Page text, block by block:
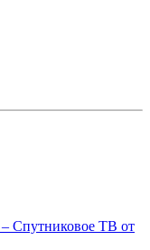
– Спутниковое ТВ от